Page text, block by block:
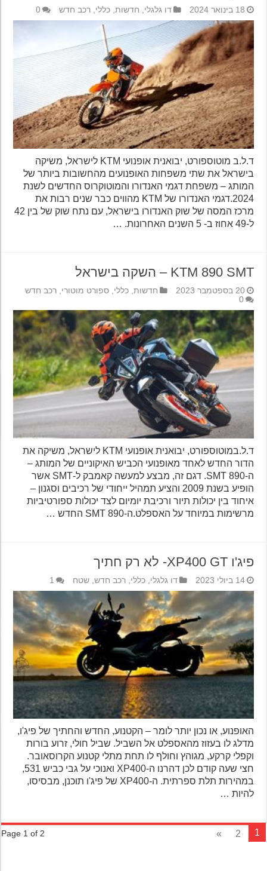
18 בינואר 2024 דו גלגלי,חדשות,כללי,רכב חדש 0
ד.ל.ב מוטוספורט, יבואנית אופנועי KTM לישראל, משיקה
בישראל את שתי משפחות האופנועים מהחשובות ביותר של
המותג – משפחת דגמי האנדורו והמוטוקרוס החדשים לשנת
2024.דגמי האנדורו של KTM מהווים כבר שנים רבות את
מרכז המסה של שוק האנדורו בישראל, עם נתח שוק של בין 42
KTM 890 SMT – השקה בישראל
20 בספטמבר 2023 חדשות,כללי,ספורט מוטורי,רכב חדש
0
ד.ל.במוטוספורט, יבואנית אופנועי KTM לישראל, משיקה את
הדור החדש לאחד מאופנועי הכביש האיקוניים של המותג –
ה-890 SMT. דגם זה, מבצע למעשה קאמבק ל-SMT אשר
הופיע בשנת 2009 והציע תמהיל ייחודי של רכיבים וסגנון –
איחוד בין יכולות תיור ורכיבת יומיום לצד יכולות ספורטיביות
מרשימות במיוחד על האספלט.ה-890 SMT החדש …
פיג'ו XP400 GT- לא רק חתיך
14 ביולי 2023 דו גלגלי,כללי,רכב חדש,שטח 1
האופנוע, או נכון יותר לומר – הקטנוע, החדש והחתיך של פיג'ו,
מדלג לו בעזוז מהאספלט אל השביל. שביל חולי, זרוע בורות
וקפלי קרקע, מגוהץ וחולף לו תחת מתלי קטנוע הקרוסאובר.
חצי שעה קודם לכן דהרנו ה-XP400 ואנוכי על גבי כביש 531,
במהירות תלת ספרתית. ה-XP400 של פיג'ו תוכנן, מבסיסו,
להיות …
Page 1 of 2